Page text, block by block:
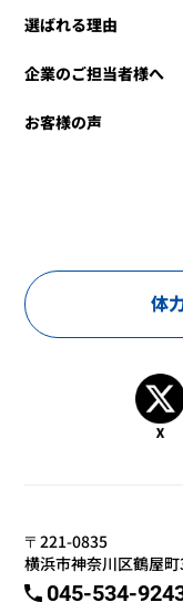
選ばれる理由
企業のご担当者様へ
お客様の声
体
〒221-0835
横浜市神奈川区鶴屋
045-534-